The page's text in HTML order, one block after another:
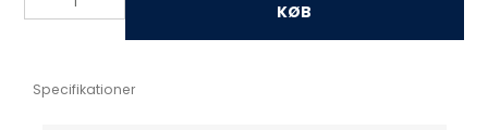
KØB
Specifikationer